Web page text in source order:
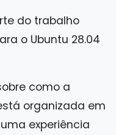
do trabalho
o Ubuntu 28.04
como a
organizada em
experiência